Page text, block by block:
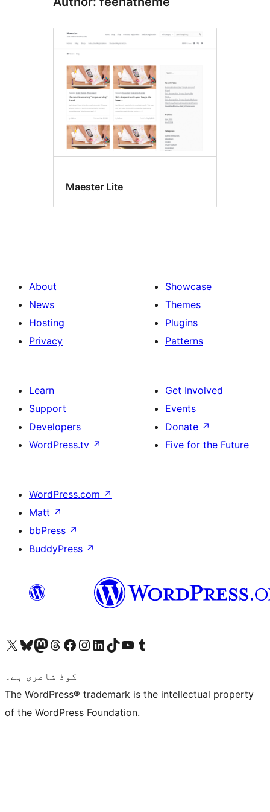
Maester Lite
About
News
Hosting
Privacy
Showcase
Themes
Plugins
Patterns
Learn
Support
Developers
WordPress.tv ↗
Get Involved
Events
Donate ↗
Five for the Future
WordPress.com ↗
Matt ↗
bbPress ↗
BuddyPress ↗
Visit our X (formerly Twitter) account
ہمارے بلیواسکائی اکاؤنٹ پر جائیں
Visit our Mastodon account
ہمارے ٹھریڈز اکاؤنٹ پر جائیں
Visit our Facebook page
Visit our Instagram account
Visit our LinkedIn account
ہمارے ٹک ٹاک اکاؤنٹ پر جائیں
Visit our YouTube channel
ہمارے ٹمبلر اکاؤنٹ پر جائیں
کوڈ شاعری ہے۔
The WordPress® trademark is the intellectual property
of the WordPress Foundation.